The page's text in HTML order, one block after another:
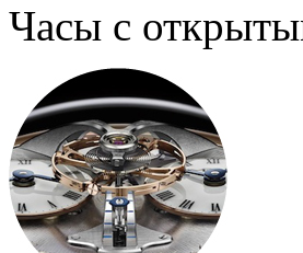
Часы с